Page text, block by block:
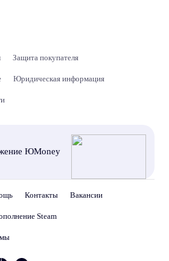
Защита покупателя
Юридическая информация
ЮMoney
Контакты Вакансии
Steam